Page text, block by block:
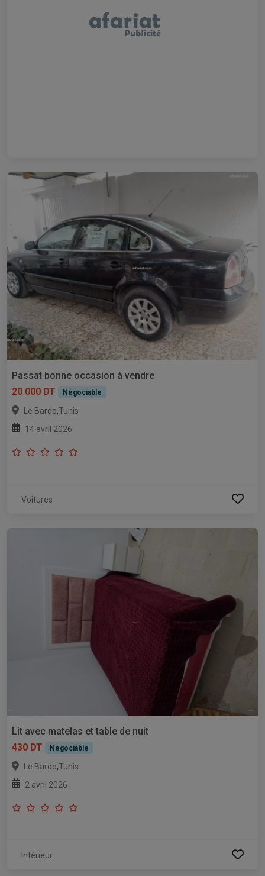
Passat bonne occasion à vendre
20 000 DT
Négociable
Le Bardo,Tunis
14 avril 2026
Voitures
Lit avec matelas et table de nuit
430 DT
Négociable
Le Bardo,Tunis
2 avril 2026
Intérieur